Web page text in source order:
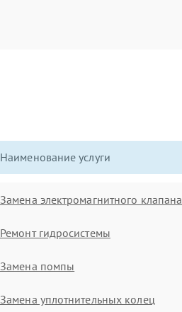
Наименование услуги
Замена электромагнитного клапана
Ремонт гидросистемы
Замена помпы
Замена уплотнительных колец